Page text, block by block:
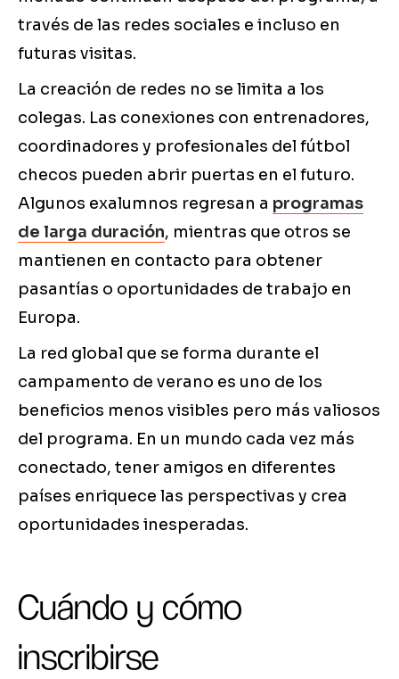
través de las redes sociales e incluso en
futuras visitas.
La creación de redes no se limita a los
colegas. Las conexiones con entrenadores,
coordinadores y profesionales del fútbol
checos pueden abrir puertas en el futuro.
Algunos exalumnos regresan a programas
de larga duración, mientras que otros se
mantienen en contacto para obtener
pasantías o oportunidades de trabajo en
Europa.
La red global que se forma durante el
campamento de verano es uno de los
beneficios menos visibles pero más valiosos
del programa. En un mundo cada vez más
conectado, tener amigos en diferentes
países enriquece las perspectivas y crea
oportunidades inesperadas.
Cuándo y cómo
inscribirse